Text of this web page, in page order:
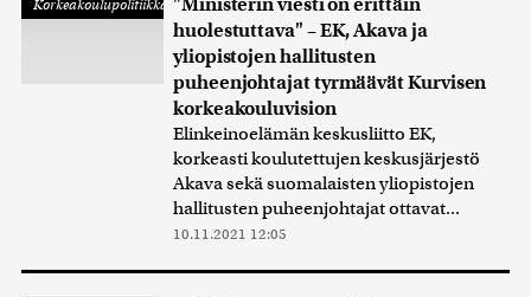
Korkeakoulupolitiikka
"Ministerin viesti on erittäin
huolestuttava" – EK, Akava ja
yliopistojen hallitusten
puheenjohtajat tyrmäävät Kurvisen
korkeakouluvision
Elinkeinoelämän keskusliitto EK,
korkeasti koulutettujen keskusjärjestö
Akava sekä suomalaisten yliopistojen
hallitusten puheenjohtajat ottavat...
10.11.2021 12:05